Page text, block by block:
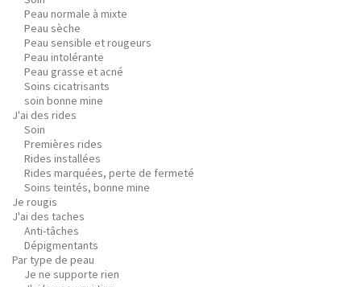
Peau normale à mixte
Peau sèche
Peau sensible et rougeurs
Peau intolérante
Peau grasse et acné
Soins cicatrisants
soin bonne mine
J'ai des rides
Soin
Premières rides
Rides installées
Rides marquées, perte de fermeté
Soins teintés, bonne mine
Je rougis
J'ai des taches
Anti-tâches
Dépigmentants
Par type de peau
Je ne supporte rien